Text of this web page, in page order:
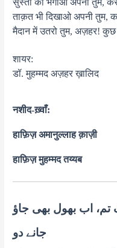
सुस्ती को भगाओ अपनी तुम,
ताक़त भी दिखाओ अपनी तुम,
मैदान में उतरो तुम, अज़हर!
शायर:
डॉ. मुहम्मद अज़हर ख़ालिद
नशीद-ख़्वाँ:
हाफ़िज़ अमानुल्लाह क़ाज़ी
हाफ़िज़ मुहम्मद तय्यब
اب بھول بھی جاؤ
جانے دو